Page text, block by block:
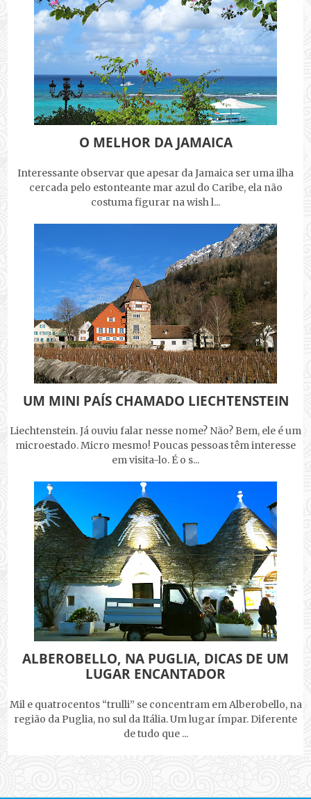
O MELHOR DA JAMAICA
Interessante observar que apesar da Jamaica ser uma ilha
cercada pelo estonteante mar azul do Caribe, ela não
costuma figurar na wish l...
UM MINI PAÍS CHAMADO LIECHTENSTEIN
Liechtenstein. Já ouviu falar nesse nome? Não? Bem, ele é um
microestado. Micro mesmo! Poucas pessoas têm interesse
em visita-lo. É o s...
ALBEROBELLO, NA PUGLIA, DICAS DE UM
LUGAR ENCANTADOR
Mil e quatrocentos “trulli” se concentram em Alberobello, na
região da Puglia, no sul da Itália. Um lugar ímpar. Diferente
de tudo que ...